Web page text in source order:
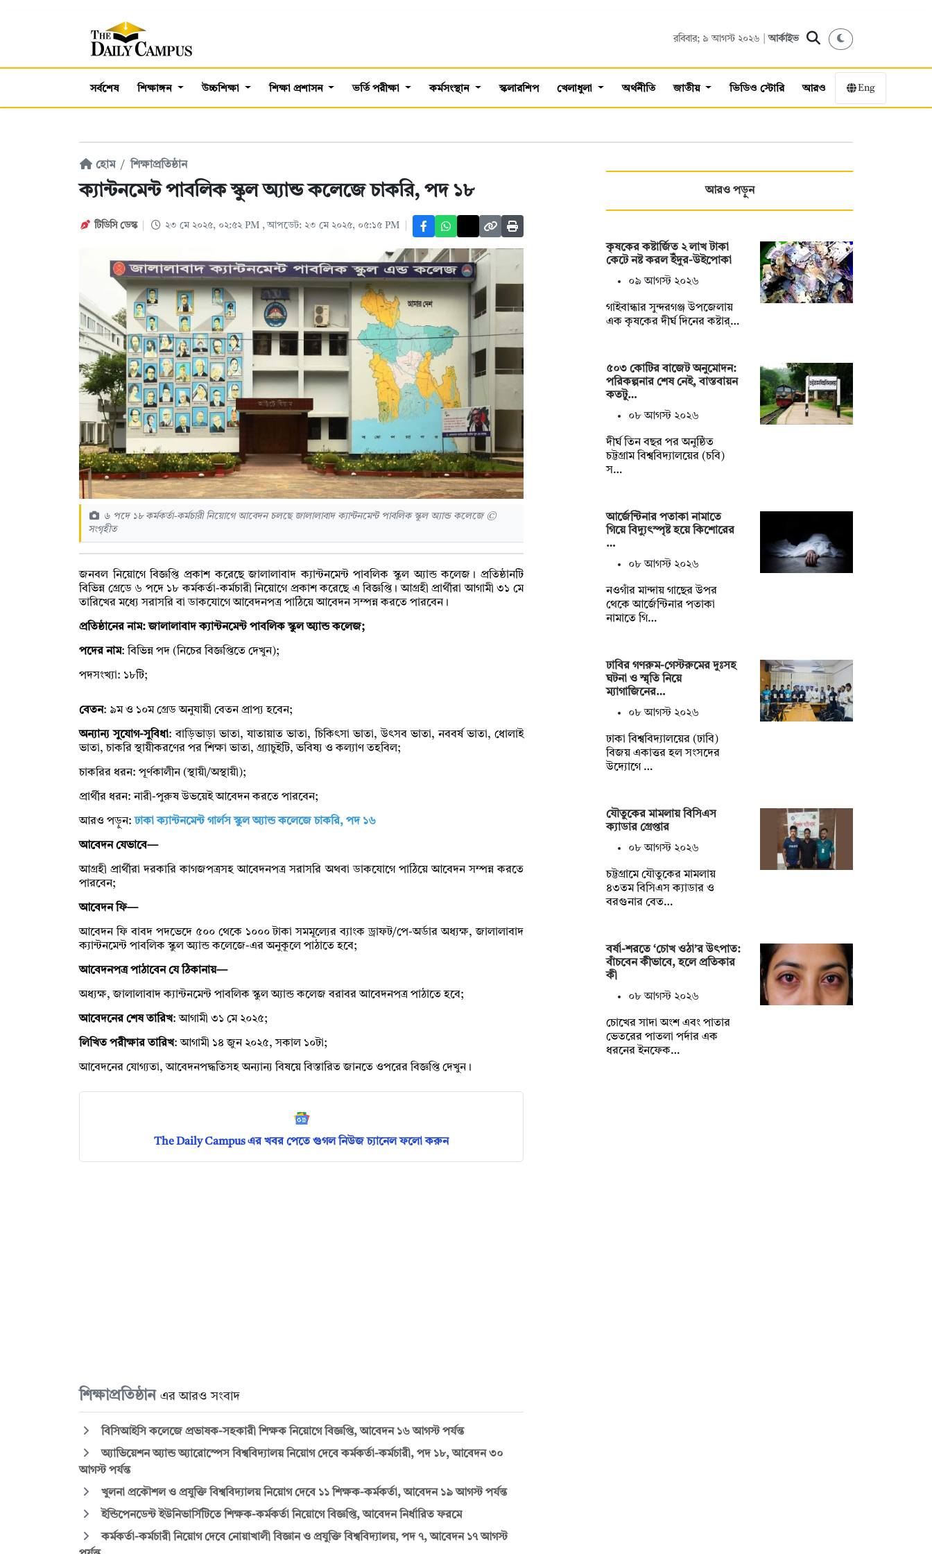
রবিবার; ৯ আগস্ট ২০২৬ |আর্কাইভ
সর্বশেষ শিক্ষাঙ্গন উচ্চশিক্ষা শিক্ষা প্রশাসন ভর্তি পরীক্ষা কর্মসংস্থান স্কলারশিপ খেলাধুলা অর্থনীতি জাতীয় ভিডিও স্টোরি আরও Eng
হোম শিক্ষাপ্রতিষ্ঠান
ক্যান্টনমেন্ট পাবলিক স্কুল অ্যান্ড কলেজে চাকরি, পদ ১৮
টিডিসি ডেস্ক ২৩ মে ২০২৫, ০২:৫২ PM , আপডেট: ২৩ মে ২০২৫, ০৫:১৫ PM
৬ পদে ১৮ কর্মকর্তা-কর্মচারী নিয়োগে আবেদন চলছে জালালাবাদ ক্যান্টনমেন্ট পাবলিক স্কুল অ্যান্ড কলেজে ©
সংগৃহীত
জনবল নিয়োগে বিজ্ঞপ্তি প্রকাশ করেছে জালালাবাদ ক্যান্টনমেন্ট পাবলিক স্কুল অ্যান্ড কলেজ। প্রতিষ্ঠানটি
বিভিন্ন গ্রেডে ৬ পদে ১৮ কর্মকর্তা-কর্মচারী নিয়োগে প্রকাশ করেছে এ বিজ্ঞপ্তি। আগ্রহী প্রার্থীরা আগামী ৩১ মে
তারিখের মধ্যে সরাসরি বা ডাকযোগে আবেদনপত্র পাঠিয়ে আবেদন সম্পন্ন করতে পারবেন।
প্রতিষ্ঠানের নাম: জালালাবাদ ক্যান্টনমেন্ট পাবলিক স্কুল অ্যান্ড কলেজ;
পদের নাম: বিভিন্ন পদ (নিচের বিজ্ঞপ্তিতে দেখুন);
পদসংখ্যা: ১৮টি;
বেতন: ৯ম ও ১০ম গ্রেড অনুযায়ী বেতন প্রাপ্য হবেন;
অন্যান্য সুযোগ-সুবিধা: বাড়িভাড়া ভাতা, যাতায়াত ভাতা, চিকিৎসা ভাতা, উৎসব ভাতা, নববর্ষ ভাতা, ধোলাই
ভাতা, চাকরি স্থায়ীকরণের পর শিক্ষা ভাতা, গ্র্যাচুইটি, ভবিষ্য ও কল্যাণ তহবিল;
চাকরির ধরন: পূর্ণকালীন (স্থায়ী/অস্থায়ী);
প্রার্থীর ধরন: নারী-পুরুষ উভয়েই আবেদন করতে পারবেন;
আরও পড়ুন:ঢাকা ক্যান্টনমেন্ট গার্লস স্কুল অ্যান্ড কলেজে চাকরি, পদ ১৬
আবেদন যেভাবে—
আগ্রহী প্রার্থীরা দরকারি কাগজপত্রসহ আবেদনপত্র সরাসরি অথবা ডাকযোগে পাঠিয়ে আবেদন সম্পন্ন করতে
পারবেন;
আবেদন ফি—
আবেদন ফি বাবদ পদভেদে ৫০০ থেকে ১০০০ টাকা সমমূল্যের ব্যাংক ড্রাফট/পে-অর্ডার অধ্যক্ষ, জালালাবাদ
ক্যান্টনমেন্ট পাবলিক স্কুল অ্যান্ড কলেজে-এর অনুকূলে পাঠাতে হবে;
আবেদনপত্র পাঠাবেন যে ঠিকানায়—
অধ্যক্ষ, জালালাবাদ ক্যান্টনমেন্ট পাবলিক স্কুল অ্যান্ড কলেজ বরাবর আবেদনপত্র পাঠাতে হবে;
আবেদনের শেষ তারিখ: আগামী ৩১ মে ২০২৫;
লিখিত পরীক্ষার তারিখ: আগামী ১৪ জুন ২০২৫, সকাল ১০টা;
আবেদনের যোগ্যতা, আবেদনপদ্ধতিসহ অন্যান্য বিষয়ে বিস্তারিত জানতে ওপরের বিজ্ঞপ্তি দেখুন।
The Daily Campus এর খবর পেতে গুগল নিউজ চ্যানেল ফলো করুন
শিক্ষাপ্রতিষ্ঠান এর আরও সংবাদ
বিসিআইসি কলেজে প্রভাষক-সহকারী শিক্ষক নিয়োগে বিজ্ঞপ্তি, আবেদন ১৬ আগস্ট পর্যন্ত
অ্যাভিয়েশন অ্যান্ড অ্যারোস্পেস বিশ্ববিদ্যালয় নিয়োগ দেবে কর্মকর্তা-কর্মচারী, পদ ১৮, আবেদন ৩০
আগস্ট পর্যন্ত
খুলনা প্রকৌশল ও প্রযুক্তি বিশ্ববিদ্যালয় নিয়োগ দেবে ১১ শিক্ষক-কর্মকর্তা, আবেদন ১৯ আগস্ট পর্যন্ত
ইন্ডিপেনডেন্ট ইউনিভার্সিটিতে শিক্ষক-কর্মকর্তা নিয়োগে বিজ্ঞপ্তি, আবেদন নির্ধারিত ফরমে
কর্মকর্তা-কর্মচারী নিয়োগ দেবে নোয়াখালী বিজ্ঞান ও প্রযুক্তি বিশ্ববিদ্যালয়, পদ ৭, আবেদন ১৭ আগস্ট
আরও পড়ুন
কৃষকের কষ্টার্জিত ২ লাখ টাকা
কেটে নষ্ট করল ইঁদুর-উইপোকা
০৯ আগস্ট ২০২৬
গাইবান্ধার সুন্দরগঞ্জ উপজেলায়
এক কৃষকের দীর্ঘ দিনের কষ্টার্…
৫০৩ কোটির বাজেট অনুমোদন:
পরিকল্পনার শেষ নেই, বাস্তবায়ন
কতটু…
০৮ আগস্ট ২০২৬
দীর্ঘ তিন বছর পর অনুষ্ঠিত
চট্টগ্রাম বিশ্ববিদ্যালয়ের (চবি)
স…
আর্জেন্টিনার পতাকা নামাতে
গিয়ে বিদ্যুৎস্পৃষ্ট হয়ে কিশোরের
…
০৮ আগস্ট ২০২৬
নওগাঁর মান্দায় গাছের উপর
থেকে আর্জেন্টিনার পতাকা
নামাতে গি…
ঢাবির গণরুম-গেস্টরুমের দুঃসহ
ঘটনা ও স্মৃতি নিয়ে
ম্যাগাজিনের…
০৮ আগস্ট ২০২৬
ঢাকা বিশ্ববিদ্যালয়ের (ঢাবি)
বিজয় একাত্তর হল সংসদের
উদ্যোগে …
যৌতুকের মামলায় বিসিএস
ক্যাডার গ্রেপ্তার
০৮ আগস্ট ২০২৬
চট্টগ্রামে যৌতুকের মামলায়
৪৩তম বিসিএস ক্যাডার ও
বরগুনার বেত…
বর্ষা-শরতে ‘চোখ ওঠা’র উৎপাত:
বাঁচবেন কীভাবে, হলে প্রতিকার
কী
০৮ আগস্ট ২০২৬
চোখের সাদা অংশ এবং পাতার
ভেতরের পাতলা পর্দার এক
ধরনের ইনফেক…